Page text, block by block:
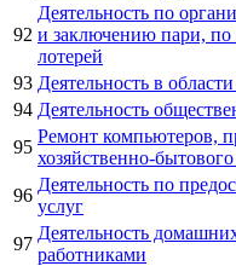
92
Деятельность по
и заключению пари,
лотерей
93 Деятельность в
94 Деятельность
95
Ремонт компьютеров,
хозяйственно-
96
Деятельность по
услуг
97
Деятельность
работниками